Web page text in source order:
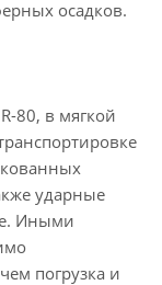
осадков.
80, в мягкой
ударные
Иными
погрузка и